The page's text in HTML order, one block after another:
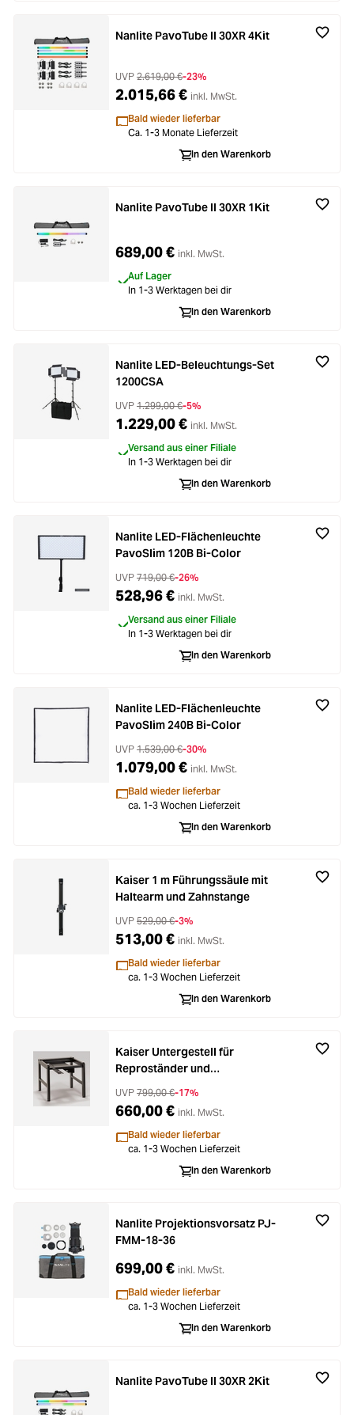
Nanlite PavoTube II 30XR 4Kit
UVP 2.619,00 €-23%
2.015,66 € inkl. MwSt.
Bald wieder lieferbar
Ca. 1-3 Monate Lieferzeit
In den Warenkorb
Nanlite PavoTube II 30XR 1Kit
689,00 € inkl. MwSt.
Auf Lager
In 1-3 Werktagen bei dir
In den Warenkorb
Nanlite LED-Beleuchtungs-Set
1200CSA
UVP 1.299,00 €-5%
1.229,00 € inkl. MwSt.
Versand aus einer Filiale
In 1-3 Werktagen bei dir
In den Warenkorb
Nanlite LED-Flächenleuchte
PavoSlim 120B Bi-Color
UVP 719,00 €-26%
528,96 € inkl. MwSt.
Versand aus einer Filiale
In 1-3 Werktagen bei dir
In den Warenkorb
Nanlite LED-Flächenleuchte
PavoSlim 240B Bi-Color
UVP 1.539,00 €-30%
1.079,00 € inkl. MwSt.
Bald wieder lieferbar
ca. 1-3 Wochen Lieferzeit
In den Warenkorb
Kaiser 1 m Führungssäule mit
Haltearm und Zahnstange
UVP 529,00 €-3%
513,00 € inkl. MwSt.
Bald wieder lieferbar
ca. 1-3 Wochen Lieferzeit
In den Warenkorb
Kaiser Untergestell für
Reproständer und
Vergrößerungsgeräte
UVP 799,00 €-17%
660,00 € inkl. MwSt.
Bald wieder lieferbar
ca. 1-3 Wochen Lieferzeit
In den Warenkorb
Nanlite Projektionsvorsatz PJ-
FMM-18-36
699,00 € inkl. MwSt.
Bald wieder lieferbar
ca. 1-3 Wochen Lieferzeit
In den Warenkorb
Nanlite PavoTube II 30XR 2Kit